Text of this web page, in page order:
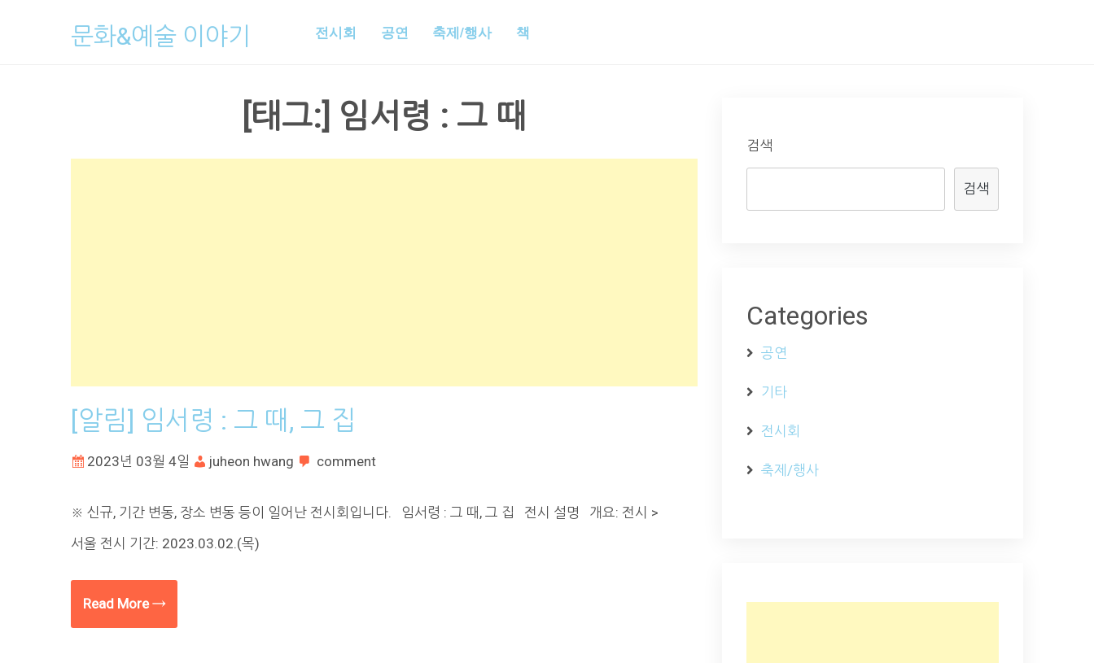
문화&예술 이야기 전시회 공연 축제/행사 책
[태그:] 임서령 : 그 때
[알림] 임서령 : 그 때, 그 집
2023년 03월 4일 juheon hwang comment
※ 신규, 기간 변동, 장소 변동 등이 일어난 전시회입니다. 임서령 : 그 때, 그 집 전시 설명 개요: 전시 >
서울 전시 기간: 2023.03.02.(목)
Read More →
검색
검색
Categories
공연
기타
전시회
축제/행사